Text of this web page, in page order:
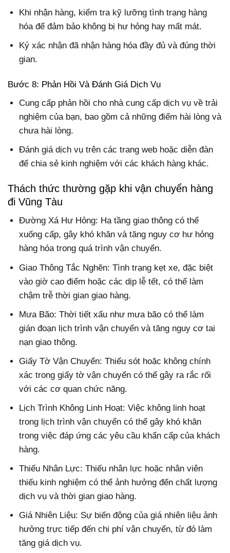
Khi nhận hàng, kiểm tra kỹ lưỡng tình trạng hàng
hóa để đảm bảo không bị hư hỏng hay mất mát.
Ký xác nhận đã nhận hàng hóa đầy đủ và đúng thời
gian.
Bước 8: Phản Hồi Và Đánh Giá Dịch Vụ
Cung cấp phản hồi cho nhà cung cấp dịch vụ về trải
nghiệm của bạn, bao gồm cả những điểm hài lòng và
chưa hài lòng.
Đánh giá dịch vụ trên các trang web hoặc diễn đàn
để chia sẻ kinh nghiệm với các khách hàng khác.
Thách thức thường gặp khi vận chuyển hàng
đi Vũng Tàu
Đường Xá Hư Hỏng: Hạ tầng giao thông có thể
xuống cấp, gây khó khăn và tăng nguy cơ hư hỏng
hàng hóa trong quá trình vận chuyển.
Giao Thông Tắc Nghẽn: Tình trạng kẹt xe, đặc biệt
vào giờ cao điểm hoặc các dịp lễ tết, có thể làm
chậm trễ thời gian giao hàng.
Mưa Bão: Thời tiết xấu như mưa bão có thể làm
gián đoạn lịch trình vận chuyển và tăng nguy cơ tai
nạn giao thông.
Giấy Tờ Vận Chuyển: Thiếu sót hoặc không chính
xác trong giấy tờ vận chuyển có thể gây ra rắc rối
với các cơ quan chức năng.
Lịch Trình Không Linh Hoạt: Việc không linh hoạt
trong lịch trình vận chuyển có thể gây khó khăn
trong việc đáp ứng các yêu cầu khẩn cấp của khách
hàng.
Thiếu Nhân Lực: Thiếu nhân lực hoặc nhân viên
thiếu kinh nghiệm có thể ảnh hưởng đến chất lượng
dịch vụ và thời gian giao hàng.
Giá Nhiên Liệu: Sự biến động của giá nhiên liệu ảnh
hưởng trực tiếp đến chi phí vận chuyển, từ đó làm
tăng giá dịch vụ.